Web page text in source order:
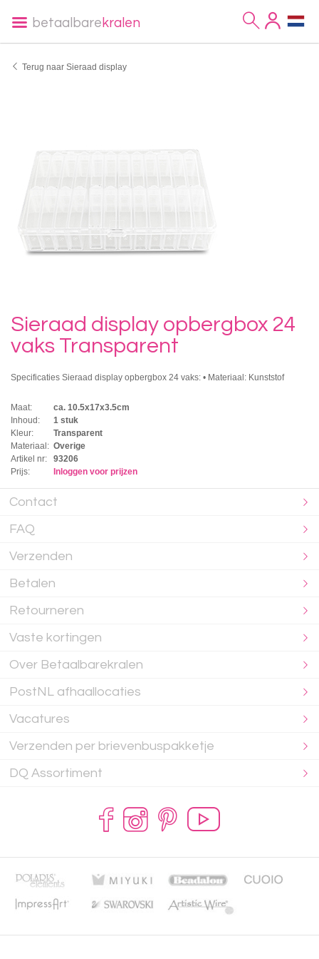
betaalbare kralen
Terug naar Sieraad display
Sieraad display opbergbox 24
vaks Transparent
Specificaties Sieraad display opbergbox 24 vaks: • Materiaal: Kunststof
Maat:
ca. 10.5x17x3.5cm
Inhoud:
1 stuk
Kleur:
Transparent
Materiaal: Overige
Artikel nr:
93206
Prijs:
Inloggen voor prijzen
Contact
FAQ
Verzenden
Betalen
Retourneren
Vaste kortingen
Over Betaalbarekralen
PostNL afhaallocaties
Vacatures
Verzenden per brievenbuspakketje
DQ Assortiment